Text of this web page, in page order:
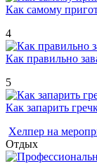
Как самому
4
Как правильно
5
Как запарить
Хелпер на
Отдых